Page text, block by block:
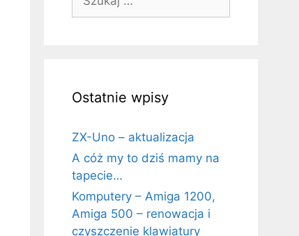
Ostatnie wpisy
ZX-Uno – aktualizacja
A cóż my to dziś mamy na
tapecie…
Komputery – Amiga 1200,
Amiga 500 – renowacja i
czyszczenie klawiatury